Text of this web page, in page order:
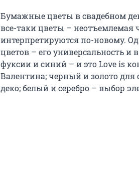
Бумажные цветы в свадебном
все-таки цветы – неотъемлемая
интерпретируются по-новому.
цветов – его универсальность и
фуксии и синий – и это Love is
Валентина; черный и золото для
деко; белый и серебро – выбор